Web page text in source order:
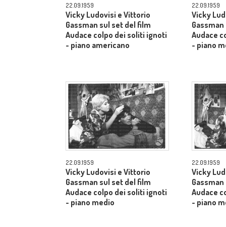
22.09.1959
Vicky Ludovisi e Vittorio
Gassman sul set del film
Audace colpo dei soliti ignoti
- piano americano
22.09.1959
Vicky
Audace
- piano
22.09.1959
Vicky Ludovisi e Vittorio
Gassman sul set del film
Audace colpo dei soliti ignoti
- piano medio
22.09.1959
Vicky
Audace
- piano